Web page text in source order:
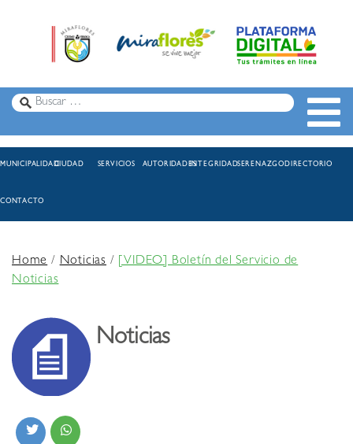
MUNICIPALIDADCIUDAD SERVICIOS AUTORIDADESINTEGRIDADSERENAZGODIRECTORIO
CONTACTO
Home/Noticias /
[VIDEO] Boletín del Servicio de
Noticias
Noticias